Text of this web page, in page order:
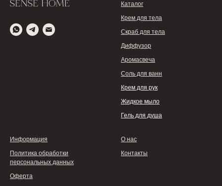
Каталог
Крем для тела
Скраб для тела
Диффузор
Аромасвеча
Соль для ванн
Крем для рук
Жидкое мыло
Гель для душа
Информация
Политика обработки
персональных данных
Оферта
О нас
Контакты